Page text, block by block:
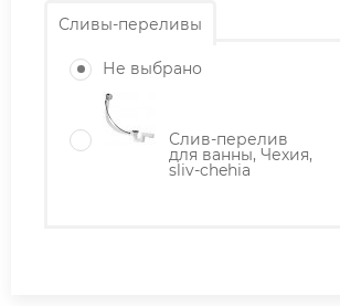
Сливы-переливы
Не выбрано
Слив-перелив
для ванны, Чехия,
sliv-chehia